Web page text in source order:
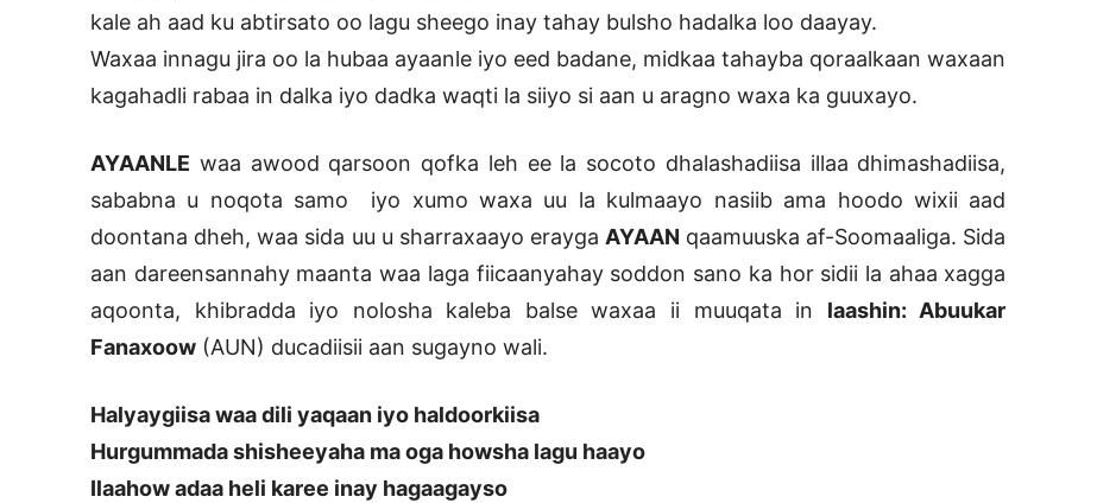
kale ah aad ku abtirsato oo lagu sheego inay tahay bulsho hadalka loo daayay.
Waxaa innagu jira oo la hubaa ayaanle iyo eed badane, midkaa tahayba qoraalkaan waxaan
kagahadli rabaa in dalka iyo dadka waqti la siiyo si aan u aragno waxa ka guuxayo.
AYAANLE waa awood qarsoon qofka leh ee la socoto dhalashadiisa illaa dhimashadiisa,
sababna u noqota samo iyo xumo waxa uu la kulmaayo nasiib ama hoodo wixii aad
doontana dheh, waa sida uu u sharraxaayo eraygaAYAAN qaamuuska af-Soomaaliga. Sida
aan dareensannahy maanta waa laga fiicaanyahay soddon sano ka hor sidii la ahaa xagga
aqoonta, khibradda iyo nolosha kaleba balse waxaa ii muuqata in laashin: Abuukar
Fanaxoow (AUN) ducadiisii aan sugayno wali.
Halyaygiisa waa dili yaqaan iyo haldoorkiisa
Hurgummada shisheeyaha ma oga howsha lagu haayo
Ilaahow adaa heli karee inay hagaagayso